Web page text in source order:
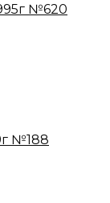
№620
№188